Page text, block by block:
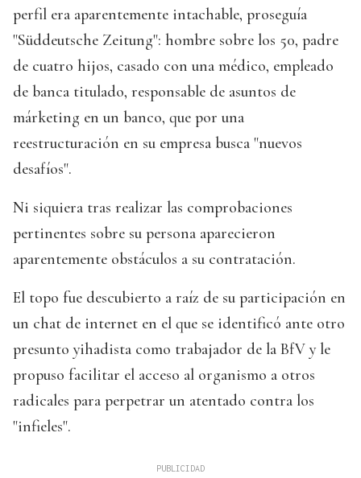
perfil era aparentemente intachable, proseguía
"Süddeutsche Zeitung": hombre sobre los 50, padre
de cuatro hijos, casado con una médico, empleado
de banca titulado, responsable de asuntos de
márketing en un banco, que por una
reestructuración en su empresa busca "nuevos
desafíos".
Ni siquiera tras realizar las comprobaciones
pertinentes sobre su persona aparecieron
aparentemente obstáculos a su contratación.
El topo fue descubierto a raíz de su participación en
un chat de internet en el que se identificó ante otro
presunto yihadista como trabajador de la BfV y le
propuso facilitar el acceso al organismo a otros
radicales para perpetrar un atentado contra los
"infieles".